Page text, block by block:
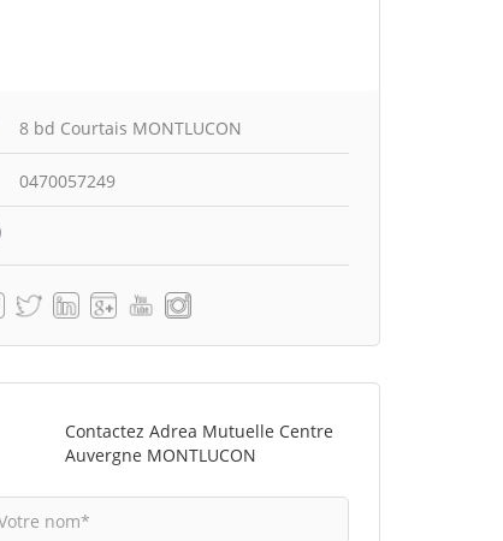
8 bd Courtais MONTLUCON
0470057249
Contactez Adrea Mutuelle Centre
Auvergne MONTLUCON